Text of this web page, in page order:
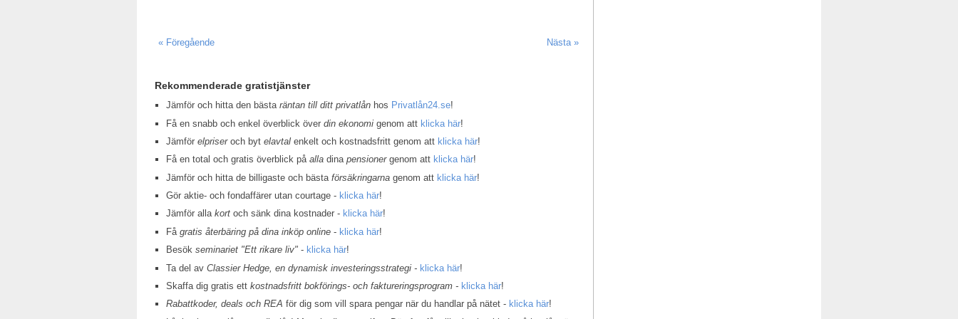
« Föregående Nästa »
Rekommenderade gratistjänster
Jämför och hitta den bästaräntan till ditt privatlån hos Privatlån24.se!
Få en snabb och enkel överblick överdin ekonomi genom att klicka här!
Jämförelpriseroch bytelavtal enkelt och kostnadsfritt genom att klicka här!
Få en total och gratis överblick påalla dinapensionergenom att klicka här!
Jämför och hitta de billigaste och bästaförsäkringarna genom att klicka här!
Gör aktie- och fondaffärer utan courtage - klicka här!
Jämför allakort och sänk dina kostnader - klicka här!
Fågratis återbäring på dina inköp online - klicka här!
Besökseminariet "Ett rikare liv" - klicka här!
Ta del avClassier Hedge, en dynamisk investeringsstrategi - klicka här!
Skaffa dig gratis ettkostnadsfritt bokförings- och faktureringsprogram - klicka här!
Rabattkoder, deals och REA för dig som vill spara pengar när du handlar på nätet - klicka här!